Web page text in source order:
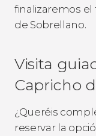
finalizaremos
de Sobrellano.
Visita
Capricho
¿Queréis
reservar la